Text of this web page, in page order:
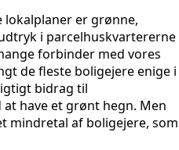
lokalplaner er grønne,
i parcelhuskvartererne
forbinder med vores
de fleste boligejere enige i
bidrag til
have et grønt hegn. Men
mindretal af boligejere, som